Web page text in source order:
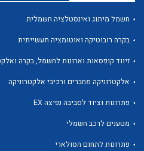
חשמל מיתוג ואינסטלציה חשמלית
בקרה רובוטיקה ואוטומציה תעשייתית
זיווד קופסאות וארונות לחשמל, בקרה
אלקטרוניקה מחברים ורכיבי אלקטרוניקה
פתרונות וציוד לסביבה נפיצה EX
מטענים לרכב חשמלי
פתרונות לתחום הסולארי